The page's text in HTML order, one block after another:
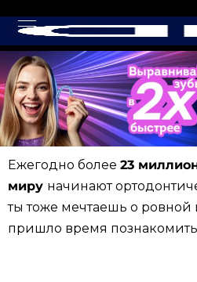
Ежегодно более 23
миру начинают
ты тоже мечтаешь о
пришло время